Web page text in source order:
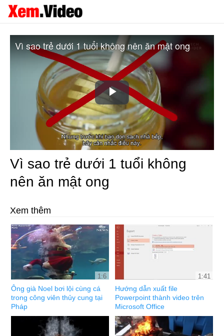
Play
Video
Vì sao trẻ dưới 1 tuổi không nên ăn mật ong
Vì sao trẻ dưới 1 tuổi không
nên ăn mật ong
Xem thêm
1:6
Ông già Noel bơi lội cùng cá
trong công viên thủy cung tại
Pháp
1:41
Hướng dẫn xuất file
Powerpoint thành video trên
Microsoft Office